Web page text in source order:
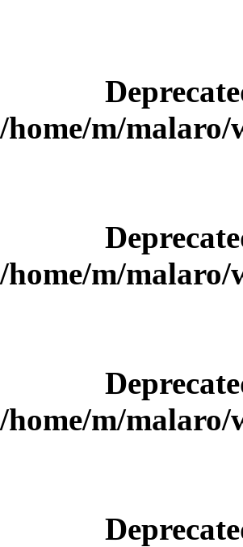
/home/m/malaro/
/home/m/malaro/
/home/m/malaro/